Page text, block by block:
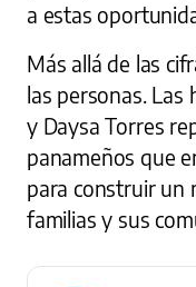
a estas
Más allá de las
las personas. Las
y Daysa Torres
panameños que
para construir un
familias y sus